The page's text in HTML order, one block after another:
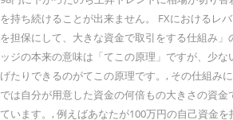
を持ち続けることが出来ません。 FXにおけるレ
を担保にして、大きな資金で取引をする仕組み」
ッジの本来の意味は「てこの原理」ですが、少
げたりできるのがてこの原理です。, その仕組み
では自分が用意した資金の何倍もの大きさの資金
ています。, 例えばあなたが100万円の自己資金